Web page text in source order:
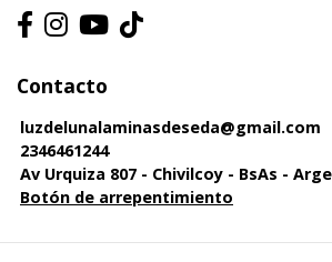
Contacto
luzdelunalaminasdeseda@gmail.com
2346461244
Av Urquiza 807 - Chivilcoy - BsAs -
Botón de arrepentimiento